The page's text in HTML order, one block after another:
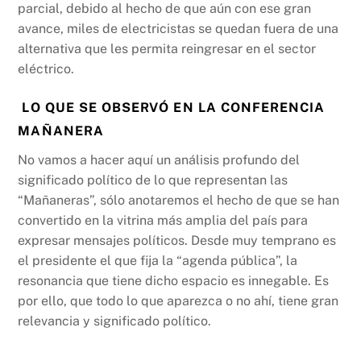
parcial, debido al hecho de que aún con ese gran
avance, miles de electricistas se quedan fuera de una
alternativa que les permita reingresar en el sector
eléctrico.
LO QUE SE OBSERVÓ EN LA CONFERENCIA
MAÑANERA
No vamos a hacer aquí un análisis profundo del
significado político de lo que representan las
“Mañaneras”, sólo anotaremos el hecho de que se han
convertido en la vitrina más amplia del país para
expresar mensajes políticos. Desde muy temprano es
el presidente el que fija la “agenda pública”, la
resonancia que tiene dicho espacio es innegable. Es
por ello, que todo lo que aparezca o no ahí, tiene gran
relevancia y significado político.